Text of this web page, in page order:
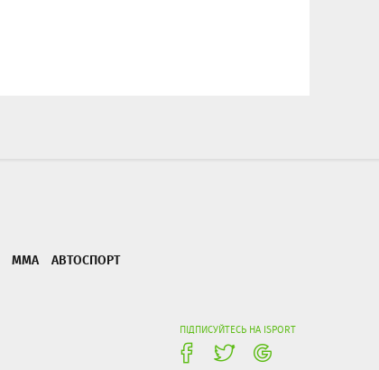
ММА АВТОСПОРТ
ПІДПИСУЙТЕСЬ НА ISPORT